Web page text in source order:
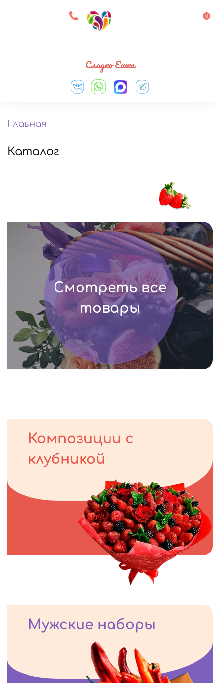
8 927 083 33 05 0
Сладко Ешка
Главная
Каталог
Смотреть все
товары
Композиции с
клубникой
Мужские наборы